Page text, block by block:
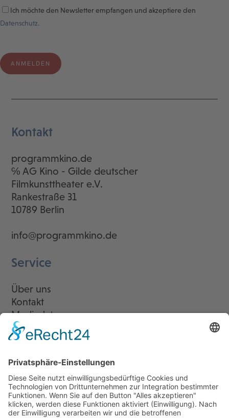
Ich möchte den Newsletter empfangen und akzeptiere den
Datenschutz.
Kontakt
programmkino.de
℅ AG Kino - Gilde deutscher
Filmkunsttheater e.V.
Rankestraße 31
10789 Berlin
info@programmkino.de
Service
Über uns
Kontakt
Mediadaten
Newsletter
LogIn
Legal
Impressum
Datenschutzerklärung